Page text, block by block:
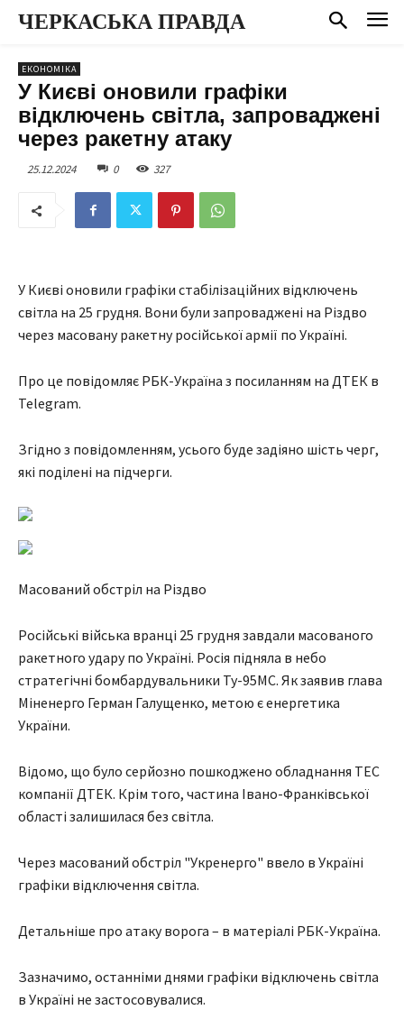
ЧЕРКАСЬКА ПРАВДА
ЕКОНОМІКА
У Києві оновили графіки
відключень світла, запроваджені
через ракетну атаку
25.12.2024 0 327
У Києві оновили графіки стабілізаційних відключень
світла на 25 грудня. Вони були запроваджені на Різдво
через масовану ракетну російської армії по Україні.
Про це повідомляє РБК-Україна з посиланням на ДТЕК в
Telegram.
Згідно з повідомленням, усього буде задіяно шість черг,
які поділені на підчерги.
Масований обстріл на Різдво
Російські війська вранці 25 грудня завдали масованого
ракетного удару по Україні. Росія підняла в небо
стратегічні бомбардувальники Ту-95МС. Як заявив глава
Міненерго Герман Галущенко, метою є енергетика
України.
Відомо, що було серйозно пошкоджено обладнання ТЕС
компанії ДТЕК. Крім того, частина Івано-Франківської
області залишилася без світла.
Через масований обстріл "Укренерго" ввело в Україні
графіки відключення світла.
Детальніше про атаку ворога – в матеріалі РБК-Україна.
Зазначимо, останніми днями графіки відключень світла
в Україні не застосовувалися.